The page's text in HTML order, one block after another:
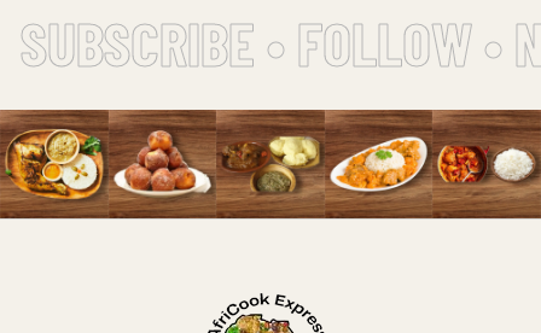
SUBSCRIBE • FOLLOW •